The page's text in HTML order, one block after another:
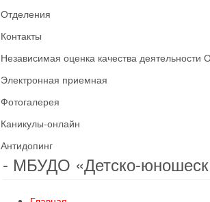
Отделения
Контакты
Независимая оценка качества деятельности
Электронная приемная
Фотогалерея
Каникулы-онлайн
Антидопинг
- МБУДО «Детско-